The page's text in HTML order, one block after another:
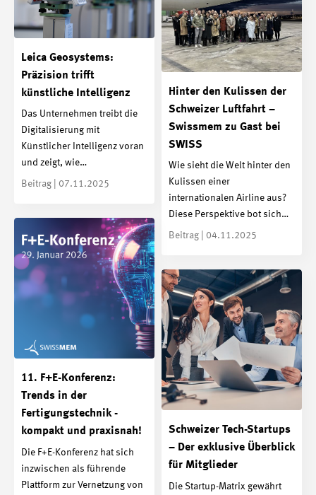
Leica Geosystems:
Präzision trifft
künstliche Intelligenz
Das Unternehmen treibt die
Digitalisierung mit
Künstlicher Intelligenz voran
und zeigt, wie…
Beitrag | 07.11.2025
Hinter den Kulissen der
Schweizer Luftfahrt –
Swissmem zu Gast bei
SWISS
Wie sieht die Welt hinter den
Kulissen einer
internationalen Airline aus?
Diese Perspektive bot sich…
Beitrag | 04.11.2025
11. F+E-Konferenz:
Trends in der
Fertigungstechnik -
kompakt und praxisnah!
Die F+E-Konferenz hat sich
inzwischen als führende
Plattform zur Vernetzung von
Schweizer Tech-Startups
– Der exklusive Überblick
für Mitglieder
Die Startup-Matrix gewährt